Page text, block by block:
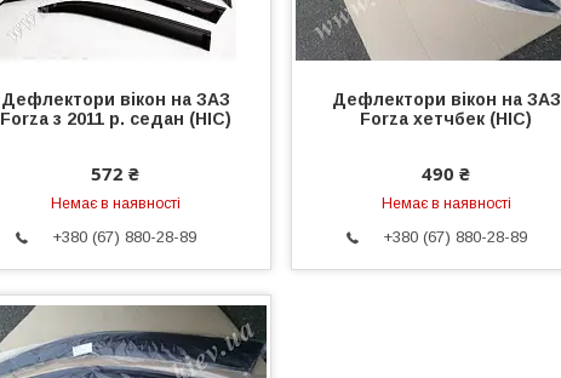
Дефлектори вікон на ЗАЗ
Forza з 2011 р. седан (HIC)
572 ₴
Немає в наявності
+380 (67) 880-28-89
Дефлектори вікон на ЗАЗ
Forza хетчбек (HIC)
490 ₴
Немає в наявності
+380 (67) 880-28-89